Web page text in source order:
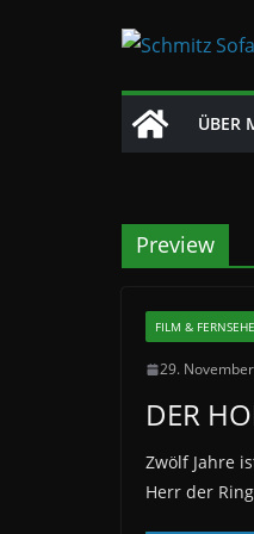
ÜBER
Preview
FILM &
29.
DER
Zwölf Jahre
Herr der